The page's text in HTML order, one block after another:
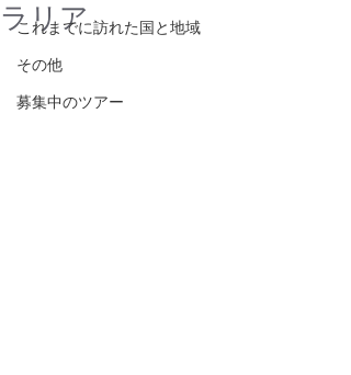
これまでに訪れた国と地域
その他
募集中のツアー
ラリア